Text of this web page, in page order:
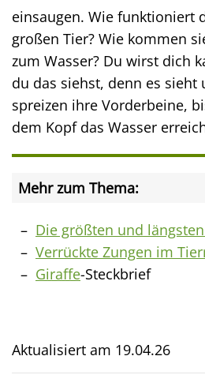
einsaugen. Wie funktioniert
großen Tier? Wie kommen
zum Wasser? Du wirst dich
du das siehst, denn es sieht
spreizen ihre Vorderbeine,
dem Kopf das Wasser
Mehr zum Thema:
Die größten und
Verrückte Zungen im
Giraffe-Steckbrief
Aktualisiert am 19.04.26